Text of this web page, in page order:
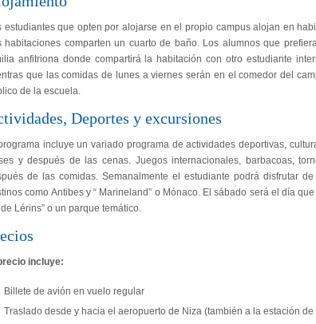
estudiantes que opten por alojarse en el propio campus alojan en
habitaciones comparten un cuarto de baño. Los alumnos que
anfitriona donde compartirá la habitación con otro estudiante
que las comidas de lunes a viernes serán en el comedor del
de la escuela.
Deportes y excursiones
incluye un variado programa de actividades deportivas,
y después de las cenas. Juegos internacionales, barbacoas,
de las comidas. Semanalmente el estudiante podrá disfrutar
como Antibes y “ Marineland” o Mónaco. El sábado será el día
de Lérins” o un parque temático.
incluye:
Billete de avión en vuelo regular
Traslado desde y hacia el aeropuerto de Niza (también a la estación